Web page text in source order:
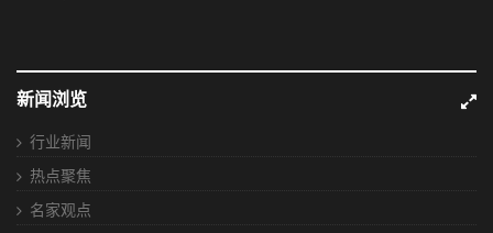
新闻浏览
行业新闻
热点聚焦
名家观点